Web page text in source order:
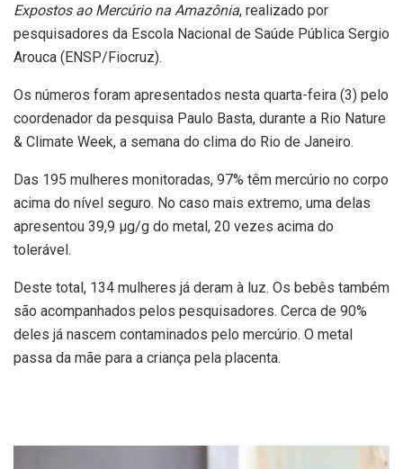
Expostos ao Mercúrio na Amazônia, realizado por
pesquisadores da Escola Nacional de Saúde Pública Sergio
Arouca (ENSP/Fiocruz).
Os números foram apresentados nesta quarta-feira (3) pelo
coordenador da pesquisa Paulo Basta, durante a Rio Nature
& Climate Week, a semana do clima do Rio de Janeiro.
Das 195 mulheres monitoradas, 97% têm mercúrio no corpo
acima do nível seguro. No caso mais extremo, uma delas
apresentou 39,9 µg/g do metal, 20 vezes acima do
tolerável.
Deste total, 134 mulheres já deram à luz. Os bebês também
são acompanhados pelos pesquisadores. Cerca de 90%
deles já nascem contaminados pelo mercúrio. O metal
passa da mãe para a criança pela placenta.